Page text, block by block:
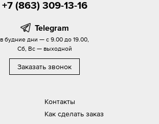
Контакты
Как сделать заказ
+7 (863) 309-13-16
Telegram
в будние дни — с 9.00 до 19.00,
Сб, Вс — выходной
Заказать звонок